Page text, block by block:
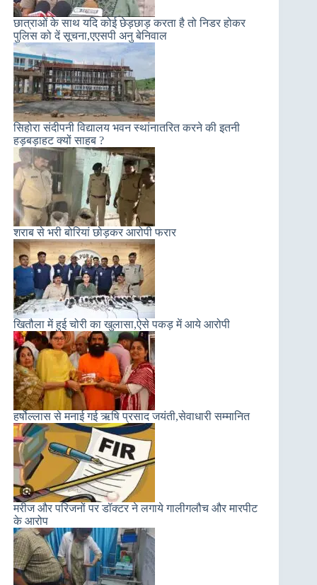
छात्राओं के साथ यदि कोई छेड़छाड़ करता है तो निडर होकर
पुलिस को दें सूचना,एएसपी अनु बेनिवाल
सिहोरा संदीपनी विद्यालय भवन स्थांनातरित करने की इतनी
हड़बड़ाहट क्यों साहब ?
शराब से भरी बोरियां छोड़कर आरोपी फरार
खितौला में हुई चोरी का खुलासा,ऐसे पकड़ में आये आरोपी
हर्षोल्लास से मनाई गई ऋषि प्रसाद जयंती,सेवाधारी सम्मानित
मरीज और परिजनों पर डॉक्टर ने लगाये गालीगलौच और मारपीट
के आरोप